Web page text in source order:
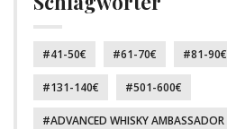
41-50€ 61-70€ 81-90€
131-140€ 501-600€
ADVANCED WHISKY AMBASSADOR